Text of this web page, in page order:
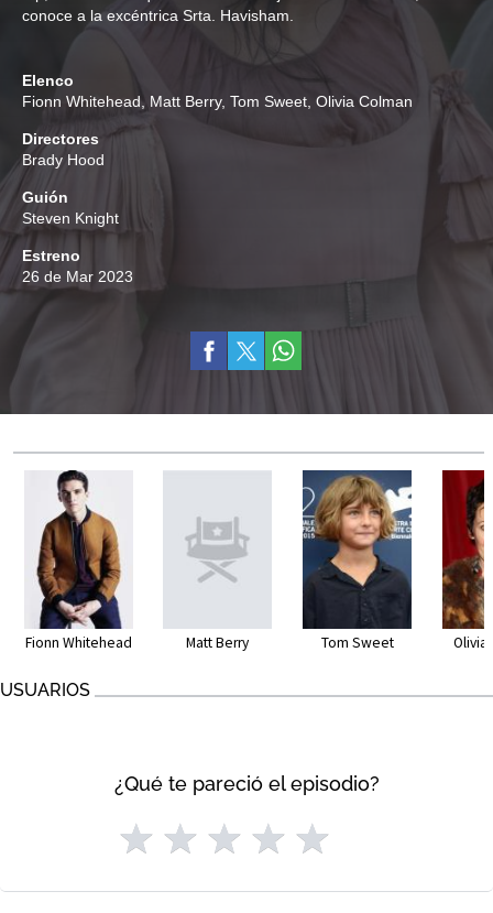
conoce a la excéntrica Srta. Havisham.
Elenco
Fionn Whitehead, Matt Berry, Tom Sweet Olivia Colman
Directores
Brady Hood
Guión
Steven Knight
Estreno
26 de Mar 2023
Fionn Whitehead Matt Berry Tom Sweet Olivia
USUARIOS
¿Qué te pareció el episodio?